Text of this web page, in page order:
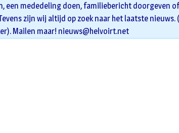
een mededeling doen, familiebericht doorgeven
zijn wij altijd op zoek naar het laatste
Mailen maar! nieuws@helvoirt.net